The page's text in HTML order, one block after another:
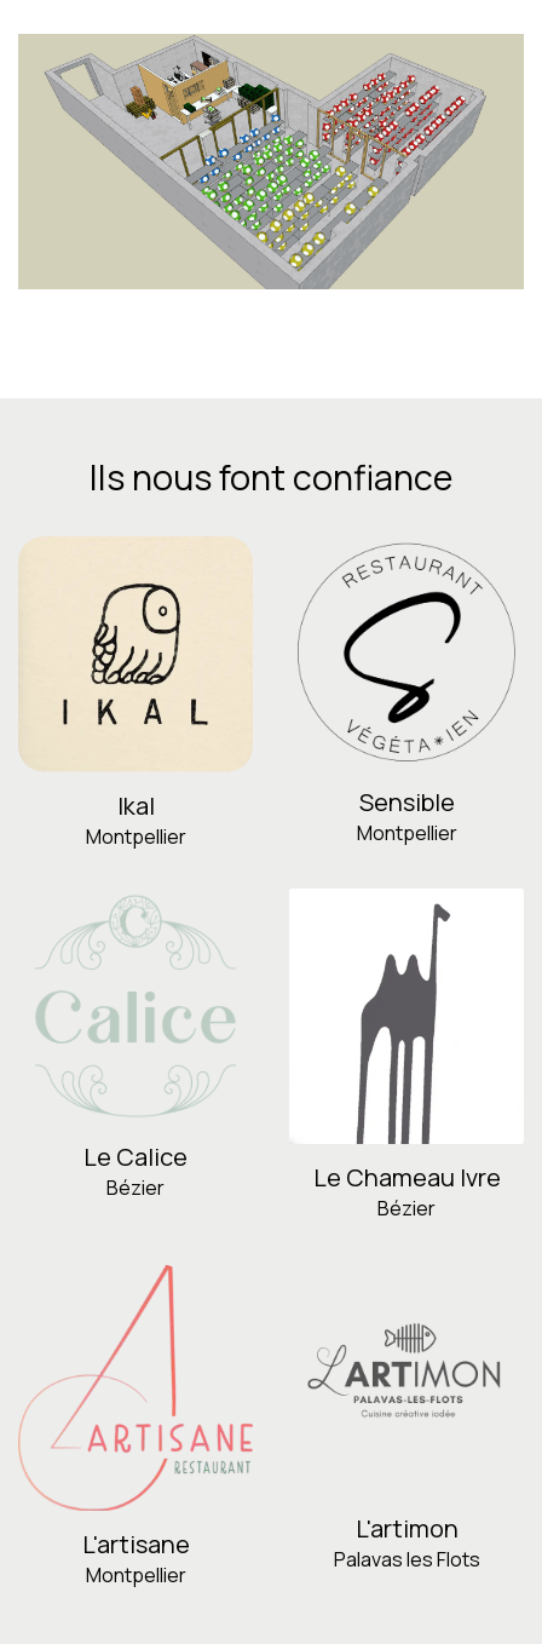
Ils nous font confiance
Ikal
Montpellier
Sensible
Montpellier
Le Calice
Bézier Le Chameau Ivre
Bézier
L'artisane
Montpellier
L'artimon
Palavas les Flots